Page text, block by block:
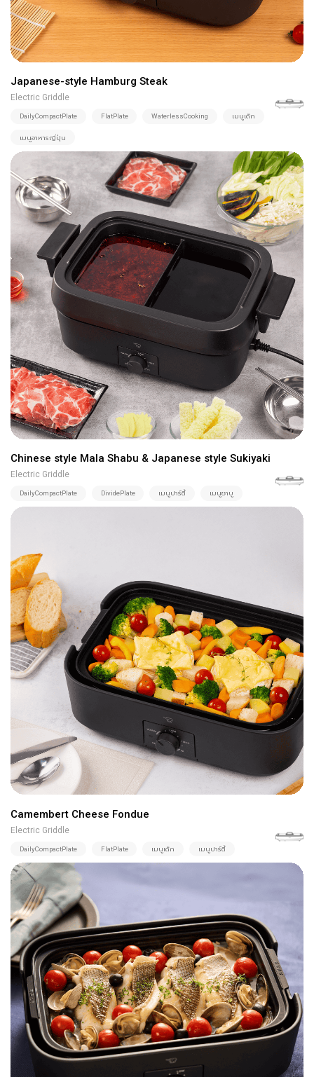
Japanese-style Hamburg Steak
Electric Griddle
DailyCompactPlate FlatPlate WaterlessCooking เมนูเด็ก
เมนูอาหารญี่ปุ่น
Chinese style Mala Shabu & Japanese style Sukiyaki
Electric Griddle
DailyCompactPlate DividePlate เมนูปาร์ตี้ เมนูชาบู
Camembert Cheese Fondue
Electric Griddle
DailyCompactPlate FlatPlate เมนูเด็ก เมนูปาร์ตี้